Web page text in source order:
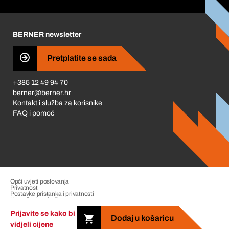
Prijavite se kako bi
vidjeli cijene
Dodaj u košaricu
Business Conduct
BERNER newsletter
Pretplatite se sada
+385 12 49 94 70
berner@berner.hr
Kontakt i služba za korisnike
FAQ i pomoć
Copyright &copy; 2026 The Berner Group. All rights reserved.
Opći uvjeti poslovanja
Privatnost
Postavke pristanka i privatnosti
Upravljanje pritužbama